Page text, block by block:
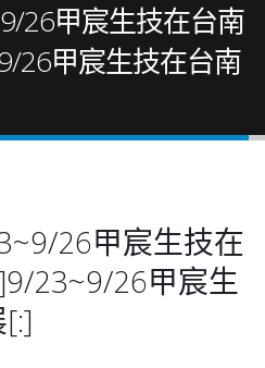
26甲宸生技在台南
26甲宸生技在台南
26甲宸生技在
23~9/26甲宸生